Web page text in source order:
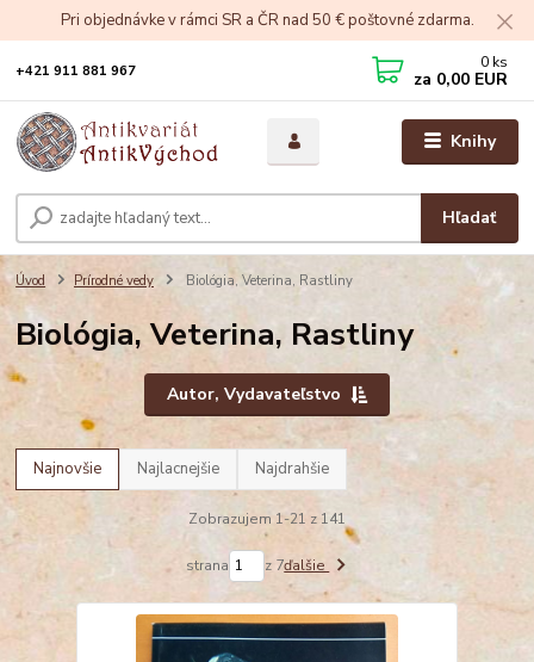
Pri objednávke v rámci SR a ČR nad 50 € poštovné zdarma.
Knihy
Hľadať
+421 911 881 967 0 ks
za 0,00 EUR
Úvod Prírodné vedy Biológia, Veterina, Rastliny
Biológia, Veterina, Rastliny
Autor, Vydavateľstvo
Najnovšie Najlacnejšie Najdrahšie
Zobrazujem 1-21 z 141
strana z 7ďalšie